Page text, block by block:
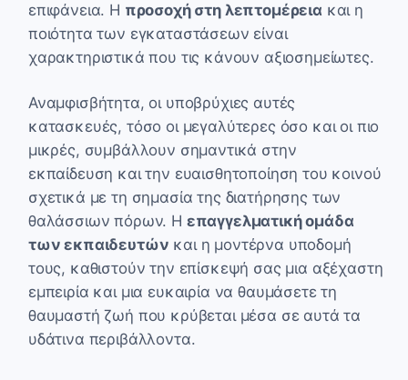
επιφάνεια. Η προσοχή στη λεπτομέρειακαι η
ποιότητα των εγκαταστάσεων είναι
χαρακτηριστικά που τις κάνουν αξιοσημείωτες.
Αναμφισβήτητα, οι υποβρύχιες αυτές
κατασκευές, τόσο οι μεγαλύτερες όσο και οι πιο
μικρές, συμβάλλουν σημαντικά στην
εκπαίδευση και την ευαισθητοποίηση του κοινού
σχετικά με τη σημασία της διατήρησης των
θαλάσσιων πόρων. Η επαγγελματική ομάδα
των εκπαιδευτών και η μοντέρνα υποδομή
τους, καθιστούν την επίσκεψή σας μια αξέχαστη
εμπειρία και μια ευκαιρία να θαυμάσετε τη
θαυμαστή ζωή που κρύβεται μέσα σε αυτά τα
υδάτινα περιβάλλοντα.